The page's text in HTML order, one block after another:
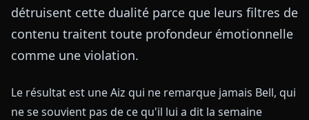
détruisent cette dualité parce que leurs filtres de
contenu traitent toute profondeur émotionnelle
comme une violation.
Le résultat est une Aiz qui ne remarque jamais Bell, qui
ne se souvient pas de ce qu'il lui a dit la semaine